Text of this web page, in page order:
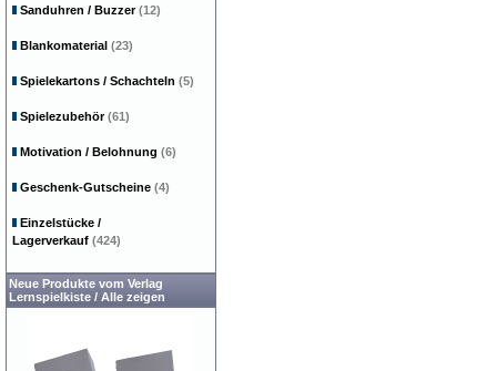
Sanduhren / Buzzer(12)
Blankomaterial (23)
Spielekartons / Schachteln (5)
Spielezubehör(61)
Motivation / Belohnung (6)
Geschenk-Gutscheine (4)
Einzelstücke /
Lagerverkauf (424)
Neue Produkte vom Verlag
Lernspielkiste / Alle zeigen